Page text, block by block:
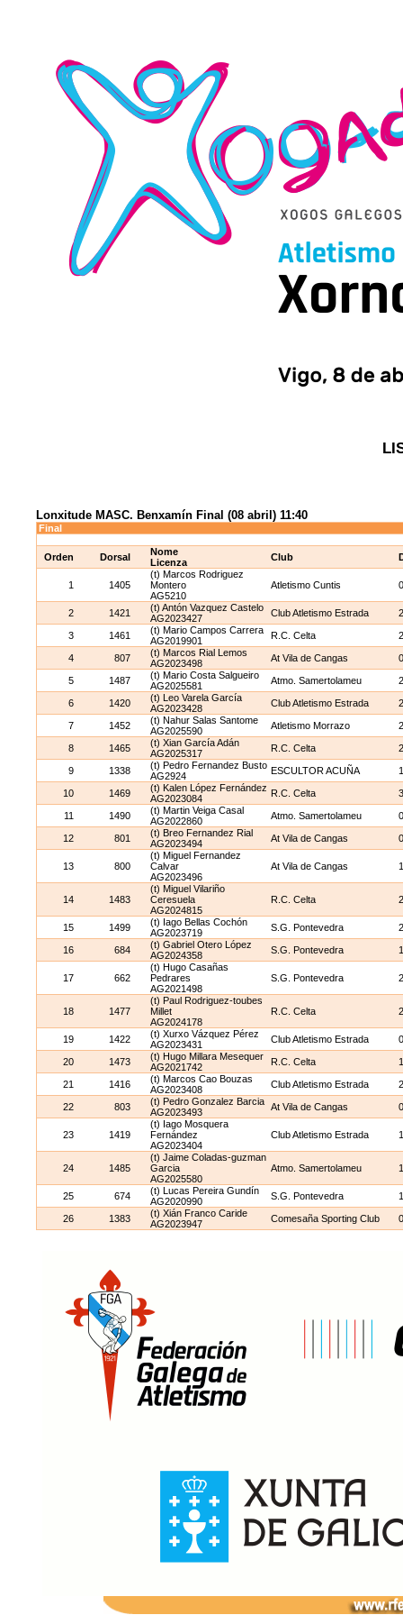
Final
Orden Dorsal
Nome
Licenza
Club
1 1405
(t) Marcos Rodriguez
Montero
AG5210
Atletismo Cuntis
2 1421
(t) Antón Vazquez Castelo
AG2023427
Club Atletismo Estrada
3 1461
(t) Mario Campos Carrera
AG2019901
R.C. Celta
4 807
(t) Marcos Rial Lemos
AG2023498
At Vila de Cangas
5 1487
(t) Mario Costa Salgueiro
AG2025581
Atmo. Samertolameu
6 1420
(t) Leo Varela García
AG2023428
Club Atletismo Estrada
7 1452
(t) Nahur Salas Santome
AG2025590
Atletismo Morrazo
8 1465
(t) Xian García Adán
AG2025317
R.C. Celta
9 1338
(t) Pedro Fernandez Busto
AG2924
ESCULTOR ACUÑA
10 1469
(t) Kalen López Fernández
AG2023084
R.C. Celta
11 1490
(t) Martin Veiga Casal
AG2022860
Atmo. Samertolameu
12 801
(t) Breo Fernandez Rial
AG2023494
At Vila de Cangas
13 800
(t) Miguel Fernandez
Calvar
AG2023496
At Vila de Cangas
14 1483
(t) Miguel Vilariño
Ceresuela
AG2024815
R.C. Celta
15 1499
(t) Iago Bellas Cochón
AG2023719
S.G. Pontevedra
16 684
(t) Gabriel Otero López
AG2024358
S.G. Pontevedra
17 662
(t) Hugo Casañas
Pedrares
AG2021498
S.G. Pontevedra
18 1477
(t) Paul Rodriguez-toubes
Millet
AG2024178
R.C. Celta
19 1422
(t) Xurxo Vázquez Pérez
AG2023431
Club Atletismo Estrada
20 1473
(t) Hugo Millara Mesequer
AG2021742
R.C. Celta
21 1416
(t) Marcos Cao Bouzas
AG2023408
Club Atletismo Estrada
22 803
(t) Pedro Gonzalez Barcia
AG2023493
At Vila de Cangas
23 1419
(t) Iago Mosquera
Fernández
AG2023404
Club Atletismo Estrada
24 1485
(t) Jaime Coladas-guzman
Garcia
AG2025580
Atmo. Samertolameu
25 674
(t) Lucas Pereira Gundín
AG2020990
S.G. Pontevedra
26 1383
(t) Xián Franco Caride
AG2023947
Comesaña Sporting Club
Lonxitude MASC. Benxamín Final (08 abril) 11:40